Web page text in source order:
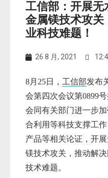
工信部：开展
金属镁技术攻
业科技难题！
26 8 月, 2021
8月25日， 工信部发布
会第四次会议第0899
会同有关部门进一步
合利用等科技支撑工
产品等相关论证，开
镁技术攻关，推动解
技术难题。